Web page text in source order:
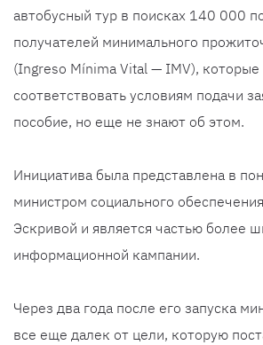
автобусный тур в поисках 140 000
получателей минимального
(Ingreso Mínima Vital — IMV), которые
соответствовать условиям подачи
пособие, но еще не знают об этом.
Инициатива была представлена ​​в
министром социального
Эскривой и является частью более
информационной кампании.
Через два года после его запуска
все еще далек от цели, которую